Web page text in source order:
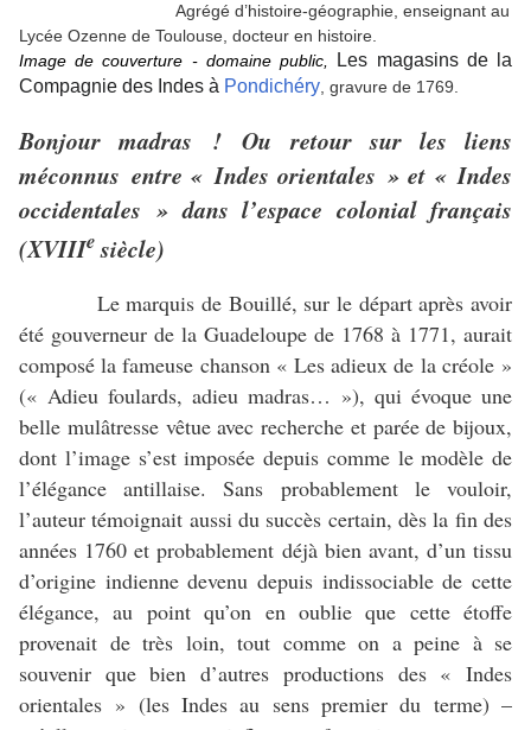
Agrégé d’histoire-géographie, enseignant au
Lycée Ozenne de Toulouse, docteur en histoire.
Image de couverture - domaine public,
Les magasins de la
Compagnie des Indes à Pondichéry , gravure de 1769.
Bonjour madras !Ou retour sur les liens
méconnus entre « Indes orientales » et « Indes
occidentales » dans l’espace colonial français
(XVIIIesiècle)
Le marquis de Bouillé, sur le départ après avoir
été gouverneur de la Guadeloupe de 1768 à 1771, aurait
composé la fameuse chanson « Les adieux de la créole »
(« Adieu foulards, adieu madras… »), qui évoque une
belle mulâtresse vêtue avec recherche et parée de bijoux,
dont l’image s’est imposée depuis comme le modèle de
l’élégance antillaise. Sans probablement le vouloir,
l’auteur témoignait aussi du succès certain, dès la fin des
années 1760 et probablement déjà bien avant, d’un tissu
d’origine indienne devenu depuis indissociable de cette
élégance, au point qu’on en oublie que cette étoffe
provenait de très loin, tout comme on a peine à se
souvenir que bien d’autres productions des « Indes
orientales » (les Indes au sens premier du terme) –